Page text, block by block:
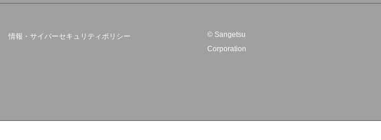
情報・サイバーセキュリティポリシー
© Sangetsu
Corporation